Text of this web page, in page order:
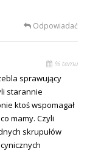
Odpowiadać
% temu
sprawujący
starannie
ktoś wspomagał
mamy. Czyli
skrupułów